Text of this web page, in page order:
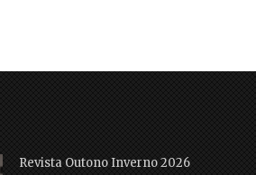
Revista Outono Inverno 2026